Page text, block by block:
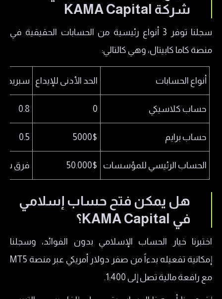
شركة KAMA Capital
​سجلنا توفر 3 أنواع رئيسية من الحسابات الحقيقية في
منصة كاما كابيتال، وهي كالتالي:
أنواع الحسابات الحد الأدنى للإيداع سبريد
حساب كلاسيكي 0
0.8
حساب برايم 5000$
0.5
الحساب الرئيسي للمؤسسات 50.000$ فرق
هل يمكن فتح حساب إسلامي
في KAMA Capital؟
​اختبرنا خيار الحساب الإسلامي بدون الفوائد، وسجلنا
إمكانية تفعيله بدءاً من صفر دولار أمريكي عبر منصة MT5
مع رافعة مالية تصل إلى 1:400.